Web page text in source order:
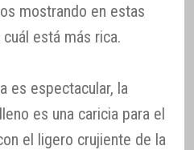
mostrando en estas
está más rica.
es espectacular, la
es una caricia para el
el ligero crujiente de la